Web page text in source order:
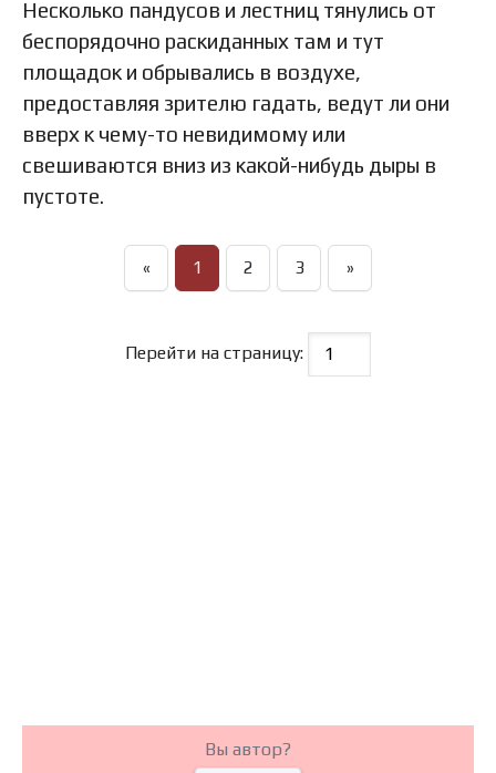
Несколько пандусов и лестниц тянулись от
беспорядочно раскиданных там и тут
площадок и обрывались в воздухе,
предоставляя зрителю гадать, ведут ли они
вверх к чему-то невидимому или
свешиваются вниз из какой-нибудь дыры в
пустоте.
« 1 2 3 »
Перейти на страницу:
Вы автор?